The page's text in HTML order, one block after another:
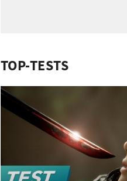
TOP-TESTS